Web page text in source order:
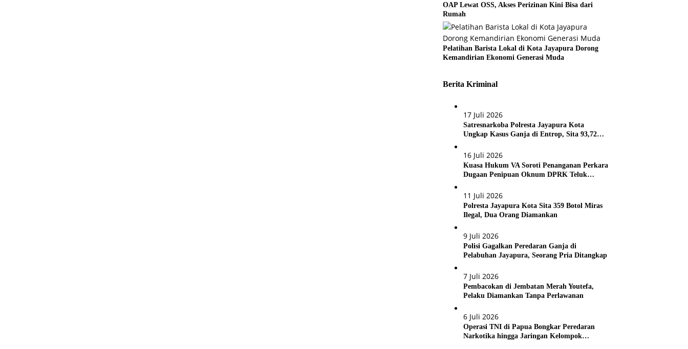
OAP Lewat OSS, Akses Perizinan Kini Bisa dari
Rumah
Pelatihan Barista Lokal di Kota Jayapura Dorong
Kemandirian Ekonomi Generasi Muda
Berita Kriminal
17 Juli 2026
Satresnarkoba Polresta Jayapura Kota
Ungkap Kasus Ganja di Entrop, Sita 93,72
16 Juli 2026
Kuasa Hukum VA Soroti Penanganan Perkara
Dugaan Penipuan Oknum DPRK Teluk
11 Juli 2026
Polresta Jayapura Kota Sita 359 Botol Miras
Ilegal, Dua Orang Diamankan
9 Juli 2026
Polisi Gagalkan Peredaran Ganja di
Pelabuhan Jayapura, Seorang Pria Ditangkap
7 Juli 2026
Pembacokan di Jembatan Merah Youtefa,
Pelaku Diamankan Tanpa Perlawanan
6 Juli 2026
Operasi TNI di Papua Bongkar Peredaran
Narkotika hingga Jaringan Kelompok